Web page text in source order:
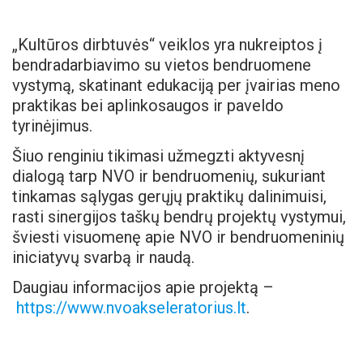
„Kultūros dirbtuvės“ veiklos yra nukreiptos į
bendradarbiavimo su vietos bendruomene
vystymą, skatinant edukaciją per įvairias meno
praktikas bei aplinkosaugos ir paveldo
tyrinėjimus.
Šiuo renginiu tikimasi užmegzti aktyvesnį
dialogą tarp NVO ir bendruomenių, sukuriant
tinkamas sąlygas gerųjų praktikų dalinimuisi,
rasti sinergijos taškų bendrų projektų vystymui,
šviesti visuomenę apie NVO ir bendruomeninių
iniciatyvų svarbą ir naudą.
Daugiau informacijos apie projektą –
https://www.nvoakseleratorius.lt.